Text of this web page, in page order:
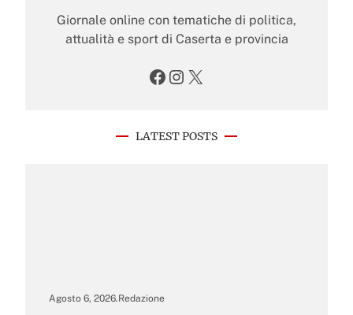
Giornale online con tematiche di politica,
attualità e sport di Caserta e provincia
Facebook Instagram X
LATEST POSTS
Agosto 6, 2026.Redazione